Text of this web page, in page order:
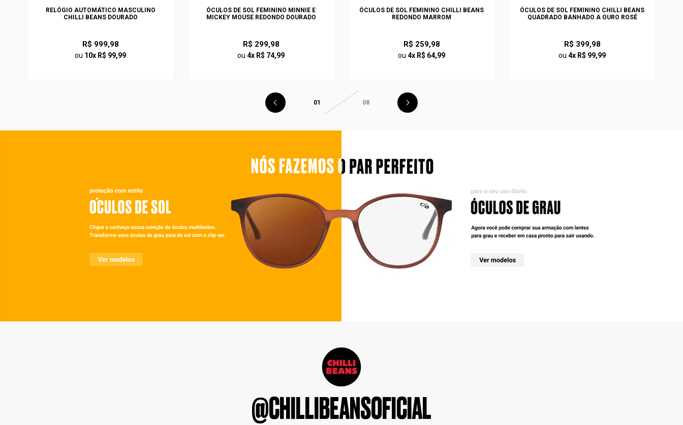
RELÓGIO AUTOMÁTICO MASCULINO
CHILLI BEANS DOURADO
R$ 999,98
ou 10x R$ 99,99
ÓCULOS DE SOL FEMININO MINNIE E
MICKEY MOUSE REDONDO DOURADO
R$ 299,98
ou4x R$ 74,99
ÓCULOS DE SOL FEMININO CHILLI BEANS
REDONDO MARROM
R$ 259,98
ou4x R$ 64,99
ÓCULOS DE SOL FEMININO CHILLI BEANS
QUADRADO BANHADO A OURO ROSÉ
R$ 399,98
ou4x R$ 99,99
01 08
@CHILLIBEANSOFICIAL